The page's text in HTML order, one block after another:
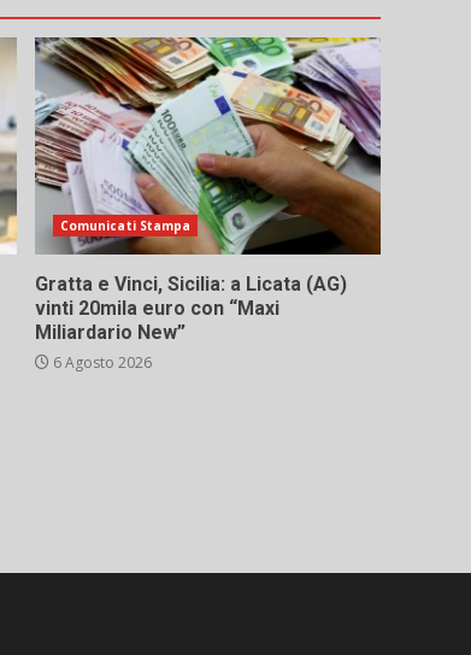
Comunicati Stampa
Gratta e Vinci, Sicilia: a Licata (AG)
vinti 20mila euro con “Maxi
Miliardario New”
6 Agosto 2026